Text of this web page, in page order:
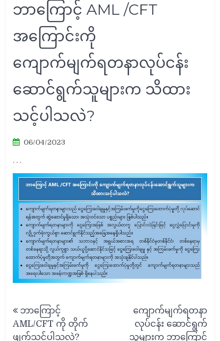
ဘာကြောင့် AML /CFT
အကြောင်းကို
ကျောက်မျက်ရတနာလုပ်ငန်း
ဆောင်ရွက်သူများက သိထား
သင့်ပါသလဲ?
06/04/2023
. . .
Post
navigation
ဘာကြောင့်
AML/CFT ကို တိုက်
ဖျက်သင့်ပါသလဲ?
ကျောက်မျက်ရတနာ
လုပ်ငန်း ဆောင်ရွက်
သူများက ဘာကြောင့်